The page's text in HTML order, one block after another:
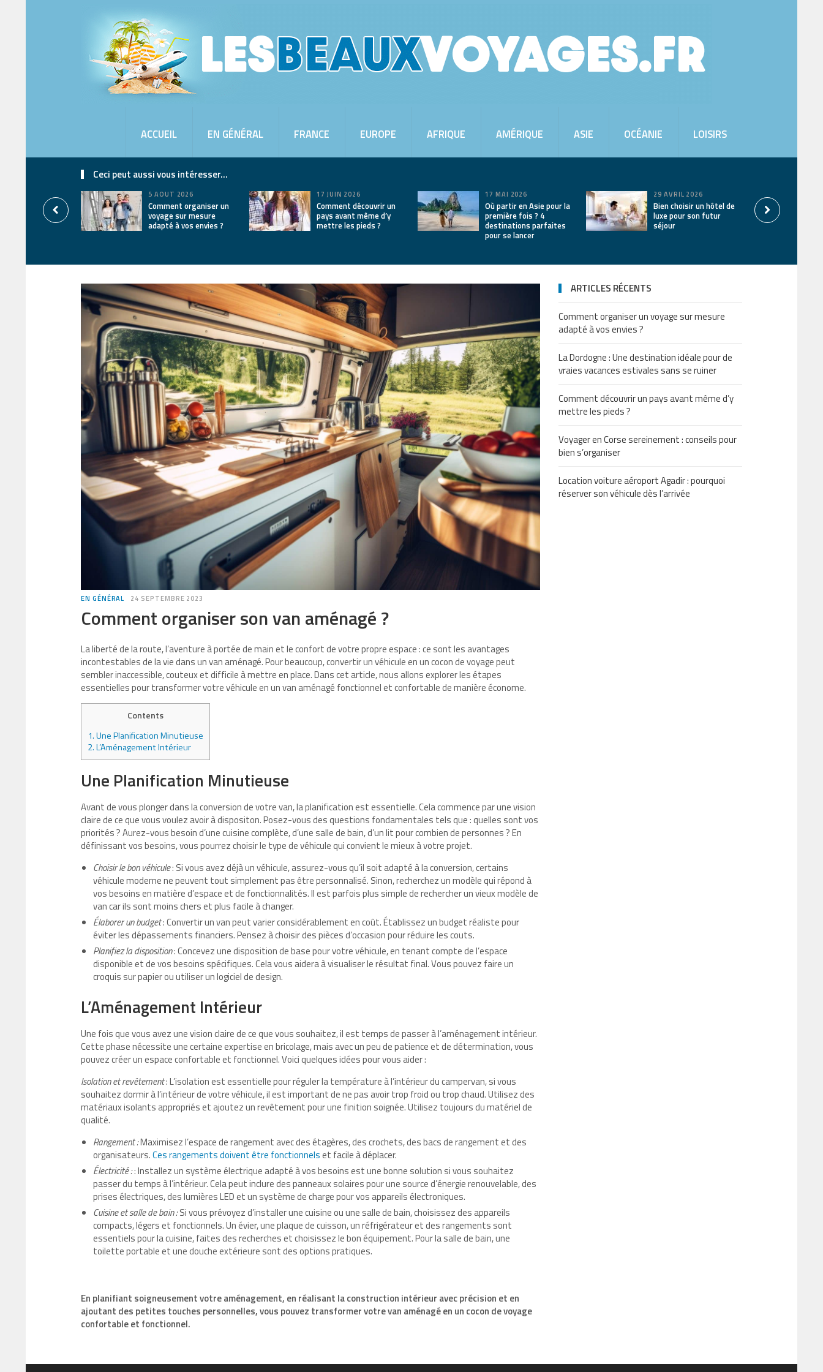
ACCUEIL EN GÉNÉRAL FRANCE EUROPE AFRIQUE AMÉRIQUE ASIE OCÉANIE LOISIRS
Ceci peut aussi vous intéresser...
5 AOÛT 2026
Comment organiser un
voyage sur mesure
adapté à vos envies ?
17 JUIN 2026
Comment découvrir un
pays avant même d’y
mettre les pieds ?
17 MAI 2026
Où partir en Asie pour la
première fois ? 4
destinations parfaites
pour se lancer
29 AVRIL 2026
Bien choisir un hôtel de
luxe pour son futur
séjour
EN GÉNÉRAL 24 SEPTEMBRE 2023
Comment organiser son van aménagé ?
La liberté de la route, l’aventure à portée de main et le confort de votre propre espace : ce sont les avantages
incontestables de la vie dans un van aménagé. Pour beaucoup, convertir un véhicule en un cocon de voyage peut
sembler inaccessible, couteux et difficile à mettre en place. Dans cet article, nous allons explorer les étapes
essentielles pour transformer votre véhicule en un van aménagé fonctionnel et confortable de manière économe.
Contents
1.Une Planification Minutieuse
2.L’Aménagement Intérieur
Une Planification Minutieuse
Avant de vous plonger dans la conversion de votre van, la planification est essentielle. Cela commence par une vision
claire de ce que vous voulez avoir à dispositon. Posez-vous des questions fondamentales tels que : quelles sont vos
priorités ? Aurez-vous besoin d’une cuisine complète, d’une salle de bain, d’un lit pour combien de personnes ? En
définissant vos besoins, vous pourrez choisir le type de véhicule qui convient le mieux à votre projet.
Choisir le bon véhicule: Si vous avez déjà un véhicule, assurez-vous qu’il soit adapté à la conversion, certains
véhicule moderne ne peuvent tout simplement pas être personnalisé. Sinon, recherchez un modèle qui répond à
vos besoins en matière d’espace et de fonctionnalités. Il est parfois plus simple de rechercher un vieux modèle de
van car ils sont moins chers et plus facile à changer.
Élaborer un budget: Convertir un van peut varier considérablement en coût. Établissez un budget réaliste pour
éviter les dépassements financiers. Pensez à choisir des pièces d’occasion pour réduire les couts.
Planifiez la disposition: Concevez une disposition de base pour votre véhicule, en tenant compte de l’espace
disponible et de vos besoins spécifiques. Cela vous aidera à visualiser le résultat final. Vous pouvez faire un
croquis sur papier ou utiliser un logiciel de design.
L’Aménagement Intérieur
Une fois que vous avez une vision claire de ce que vous souhaitez, il est temps de passer à l’aménagement intérieur.
Cette phase nécessite une certaine expertise en bricolage, mais avec un peu de patience et de détermination, vous
pouvez créer un espace confortable et fonctionnel. Voici quelques idées pour vous aider :
Isolation et revêtement: L’isolation est essentielle pour réguler la température à l’intérieur du campervan, si vous
souhaitez dormir à l’intérieur de votre véhicule, il est important de ne pas avoir trop froid ou trop chaud. Utilisez des
matériaux isolants appropriés et ajoutez un revêtement pour une finition soignée. Utilisez toujours du matériel de
qualité.
Rangement :Maximisez l’espace de rangement avec des étagères, des crochets, des bacs de rangement et des
organisateurs.Ces rangements doivent être fonctionnelset facile à déplacer.
Électricité :: Installez un système électrique adapté à vos besoins est une bonne solution si vous souhaitez
passer du temps à l’intérieur. Cela peut inclure des panneaux solaires pour une source d’énergie renouvelable, des
prises électriques, des lumières LED et un système de charge pour vos appareils électroniques.
Cuisine et salle de bain :Si vous prévoyez d’installer une cuisine ou une salle de bain, choisissez des appareils
compacts, légers et fonctionnels. Un évier, une plaque de cuisson, un réfrigérateur et des rangements sont
essentiels pour la cuisine, faites des recherches et choisissez le bon équipement. Pour la salle de bain, une
toilette portable et une douche extérieure sont des options pratiques.
En planifiant soigneusement votre aménagement, en réalisant la construction intérieur avec précision et en
ajoutant des petites touches personnelles, vous pouvez transformer votre van aménagé en un cocon de voyage
confortable et fonctionnel.
ARTICLES RÉCENTS
Comment organiser un voyage sur mesure
adapté à vos envies ?
La Dordogne : Une destination idéale pour de
vraies vacances estivales sans se ruiner
Comment découvrir un pays avant même d’y
mettre les pieds ?
Voyager en Corse sereinement : conseils pour
bien s’organiser
Location voiture aéroport Agadir : pourquoi
réserver son véhicule dès l’arrivée